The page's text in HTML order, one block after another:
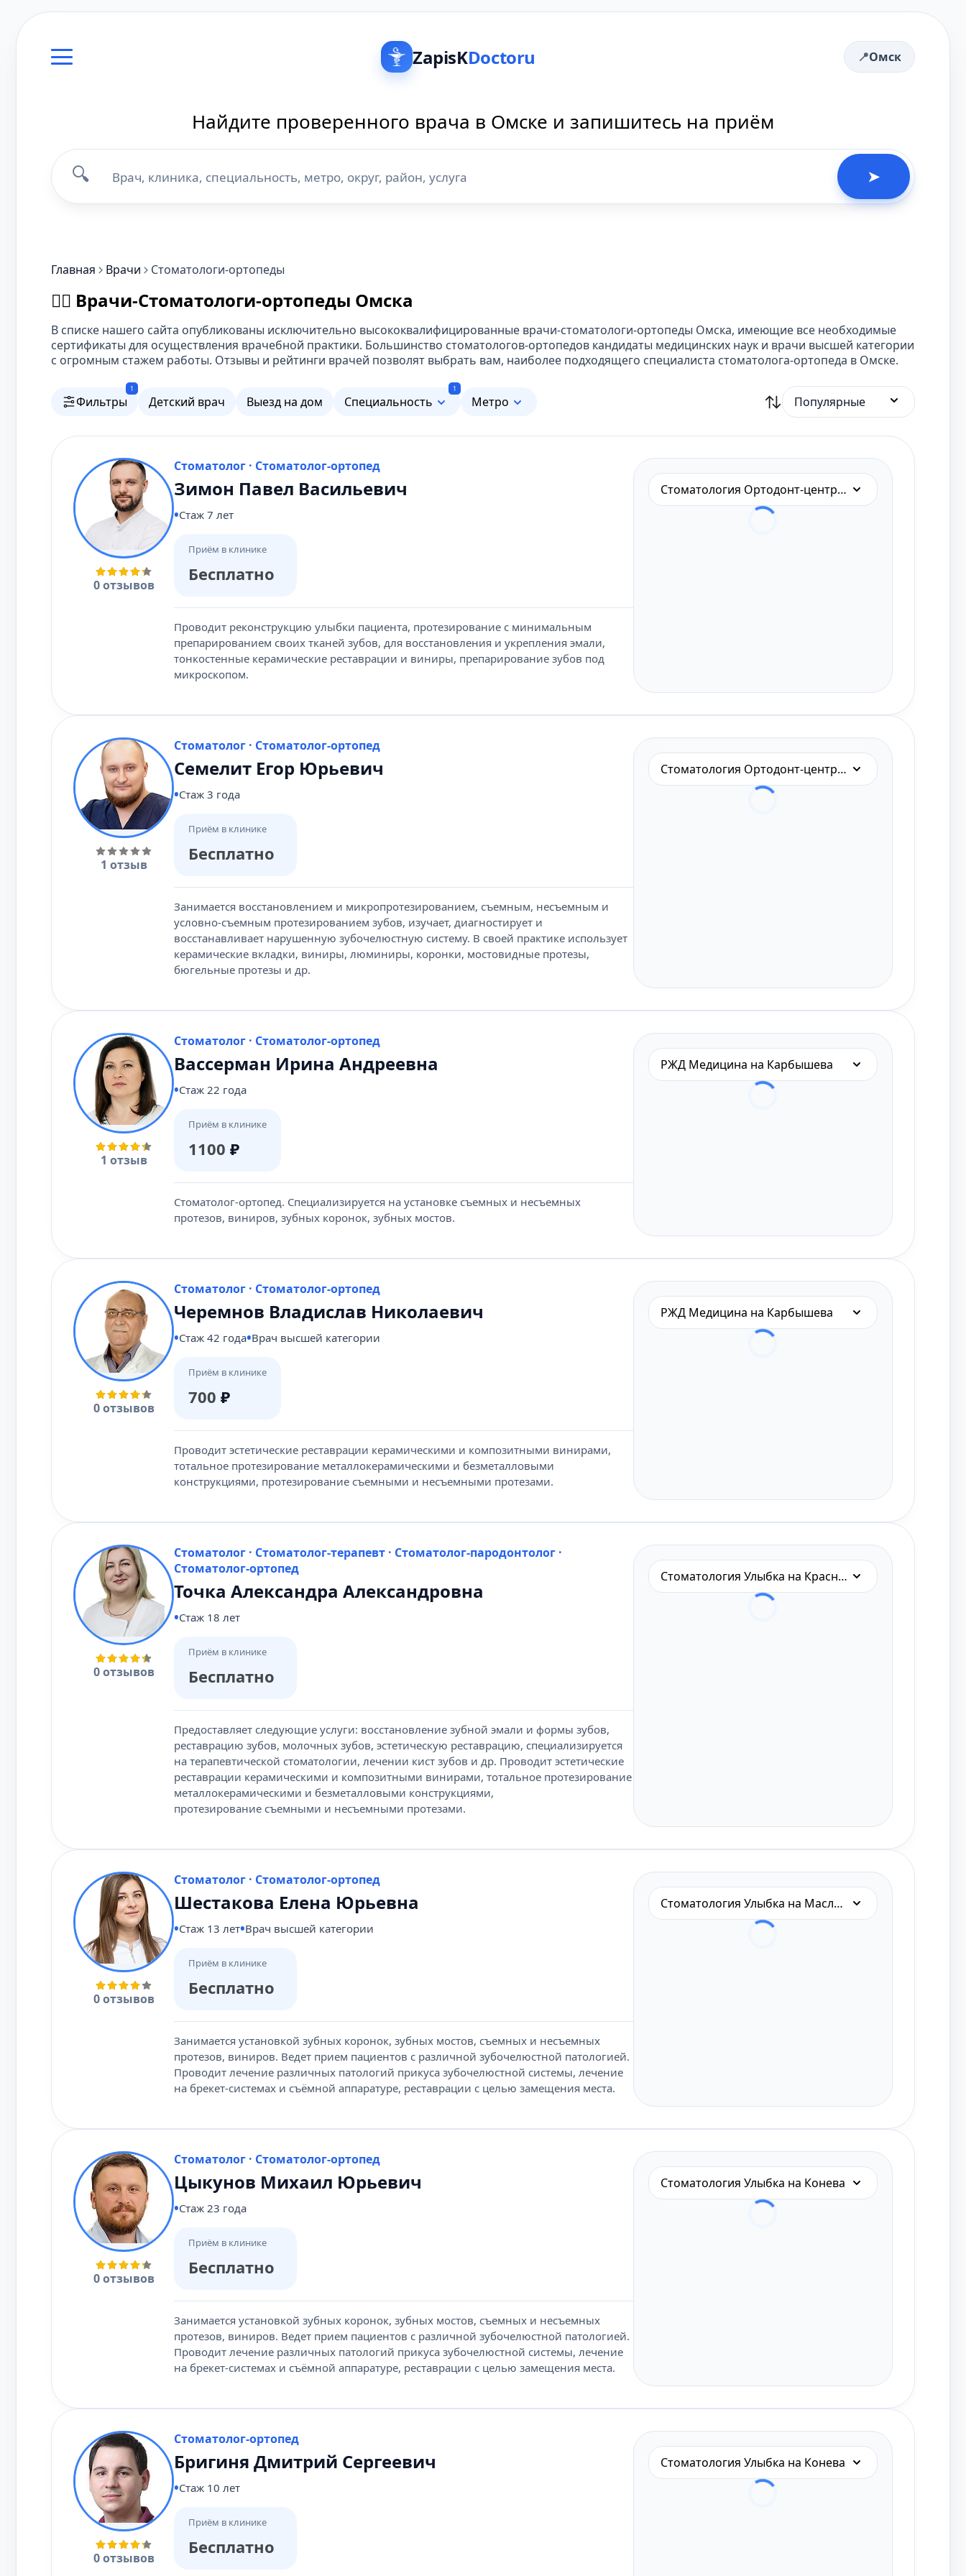
ZapisKDoctoru Омск
Найдите проверенного врача в Омске и запишитесь на приём
🔍 ➤
Главная Врачи Стоматологи-ортопеды
👨‍⚕️ Врачи-Стоматологи-ортопеды Омска
В списке нашего сайта опубликованы исключительно высококвалифицированные врачи-стоматологи-ортопеды Омска, имеющие все необходимые
сертификаты для осуществления врачебной практики. Большинство стоматологов-ортопедов кандидаты медицинских наук и врачи высшей категории
с огромным стажем работы. Отзывы и рейтинги врачей позволят выбрать вам, наиболее подходящего специалиста стоматолога-ортопеда в Омске.
Фильтры
1
Детский врач Выезд на дом Специальность
1
Метро Популярные
0 отзывов
Стоматолог · Стоматолог-ортопед
Зимон Павел Васильевич
Стаж 7 лет
Приём в клинике
Бесплатно
Проводит реконструкцию улыбки пациента, протезирование с минимальным
препарированием своих тканей зубов, для восстановления и укрепления эмали,
тонкостенные керамические реставрации и виниры, препарирование зубов под
микроскопом.
Стоматология Ортодонт-центр на Малунцева
1 отзыв
Стоматолог · Стоматолог-ортопед
Семелит Егор Юрьевич
Стаж 3 года
Приём в клинике
Бесплатно
Занимается восстановлением и микропротезированием, съемным, несъемным и
условно-съемным протезированием зубов, изучает, диагностирует и
восстанавливает нарушенную зубочелюстную систему. В своей практике использует
керамические вкладки, виниры, люминиры, коронки, мостовидные протезы,
бюгельные протезы и др.
Стоматология Ортодонт-центр на Малунцева
1 отзыв
Стоматолог · Стоматолог-ортопед
Вассерман Ирина Андреевна
Стаж 22 года
Приём в клинике
1100 ₽
Стоматолог-ортопед. Специализируется на установке съемных и несъемных
протезов, виниров, зубных коронок, зубных мостов.
РЖД Медицина на Карбышева
0 отзывов
Стоматолог · Стоматолог-ортопед
Черемнов Владислав Николаевич
Стаж 42 года Врач высшей категории
Приём в клинике
700 ₽
Проводит эстетические реставрации керамическими и композитными винирами,
тотальное протезирование металлокерамическими и безметалловыми
конструкциями, протезирование съемными и несъемными протезами.
РЖД Медицина на Карбышева
0 отзывов
Стоматолог · Стоматолог-терапевт · Стоматолог-пародонтолог ·
Стоматолог-ортопед
Точка Александра Александровна
Стаж 18 лет
Приём в клинике
Бесплатно
Предоставляет следующие услуги: восстановление зубной эмали и формы зубов,
реставрацию зубов, молочных зубов, эстетическую реставрацию, специализируется
на терапевтической стоматологии, лечении кист зубов и др. Проводит эстетические
реставрации керамическими и композитными винирами, тотальное протезирование
металлокерамическими и безметалловыми конструкциями,
протезирование съемными и несъемными протезами.
Стоматология Улыбка на Красном пути
0 отзывов
Стоматолог · Стоматолог-ортопед
Шестакова Елена Юрьевна
Стаж 13 лет Врач высшей категории
Приём в клинике
Бесплатно
Занимается установкой зубных коронок, зубных мостов, съемных и несъемных
протезов, виниров. Ведет прием пациентов с различной зубочелюстной патологией.
Проводит лечение различных патологий прикуса зубочелюстной системы, лечение
на брекет-системах и съёмной аппаратуре, реставрации с целью замещения места.
Стоматология Улыбка на Масленникова
0 отзывов
Стоматолог · Стоматолог-ортопед
Цыкунов Михаил Юрьевич
Стаж 23 года
Приём в клинике
Бесплатно
Занимается установкой зубных коронок, зубных мостов, съемных и несъемных
протезов, виниров. Ведет прием пациентов с различной зубочелюстной патологией.
Проводит лечение различных патологий прикуса зубочелюстной системы, лечение
на брекет-системах и съёмной аппаратуре, реставрации с целью замещения места.
Стоматология Улыбка на Конева
0 отзывов
Стоматолог-ортопед
Бригиня Дмитрий Сергеевич
Стаж 10 лет
Приём в клинике
Бесплатно
Стоматология Улыбка на Конева